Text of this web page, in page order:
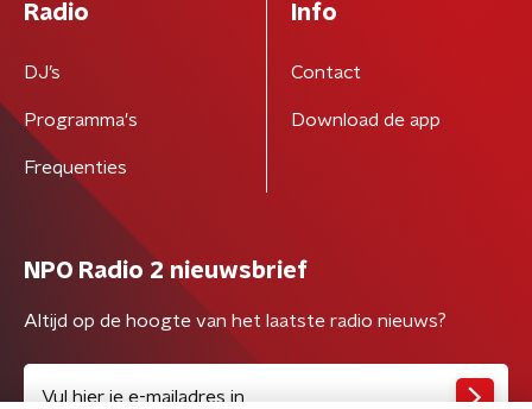
Radio
DJ’s
Programma's
Frequenties
Info
Contact
Download de app
NPO Radio 2 nieuwsbrief
Altijd op de hoogte van het laatste radio nieuws?